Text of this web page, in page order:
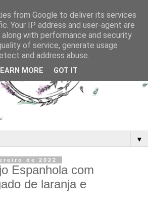
▼
de 2022
Espanhola com
de laranja e
from Google to deliver its services
Your IP address and user-agent are
with performance and security
of service, generate usage
and address abuse.
MORE GOT IT